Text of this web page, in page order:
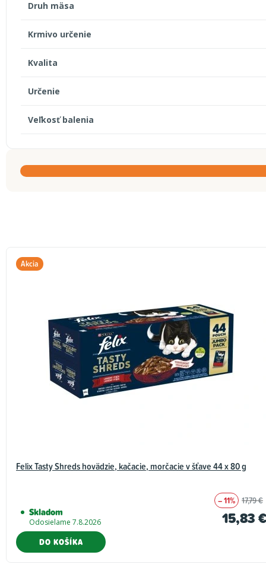
Druh mäsa
Krmivo určenie
Kvalita
Určenie
Veľkosť balenia
Akcia
Felix Tasty Shreds hovädzie, kačacie, morčacie v šťave 44 x 80 g
Skladom
Odosielame 7.8.2026
– 11% 17,79 €
15,83
DO KOŠÍKA